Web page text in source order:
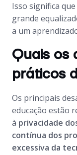
Isso significa
grande
a um
Quais os
práticos
Os principais
educação estão
à privacidade
contínua dos
excessiva da